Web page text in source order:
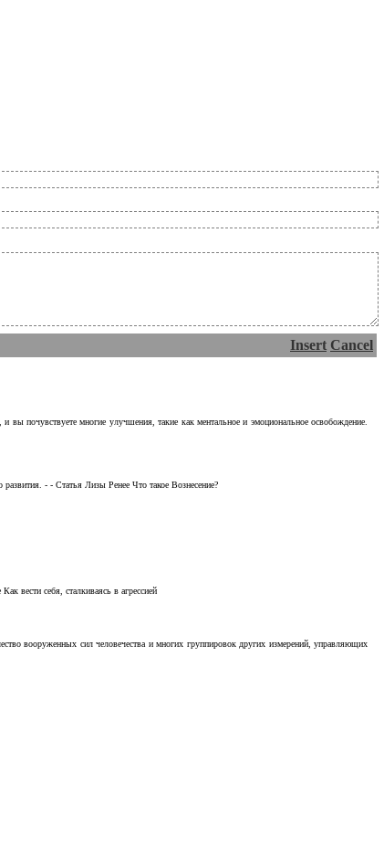
Insert Cancel
почувствуете многие улучшения, такие как ментальное и эмоциональное освобождение.
- - Статья Лизы Ренее Что такое Вознесение?
вести себя, сталкиваясь в агрессией
вооруженных сил человечества и многих группировок других измерений, управляющих